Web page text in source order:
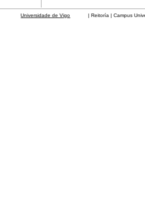
Universidade de Vigo | Reitoría | Campus